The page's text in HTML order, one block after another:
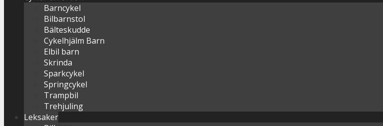
Barncykel
Bilbarnstol
Bälteskudde
Cykelhjälm Barn
Elbil barn
Skrinda
Sparkcykel
Springcykel
Trampbil
Trehjuling
Leksaker